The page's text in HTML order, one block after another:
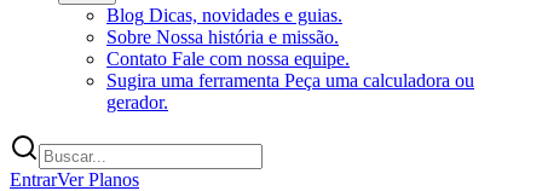
Blog Dicas, novidades e guias.
Sobre Nossa história e missão.
Contato Fale com nossa equipe.
Sugira uma ferramenta Peça uma calculadora ou
gerador.
EntrarVer Planos